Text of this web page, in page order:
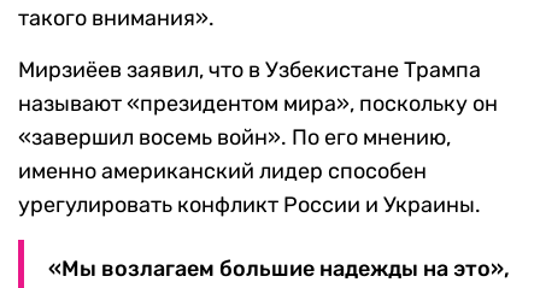
такого внимания».
Мирзиёев заявил, что в Узбекистане Трампа
называют «президентом мира», поскольку он
«завершил восемь войн». По его мнению,
именно американский лидер способен
урегулировать конфликт России и Украины.
«Мы возлагаем большие надежды на это»,